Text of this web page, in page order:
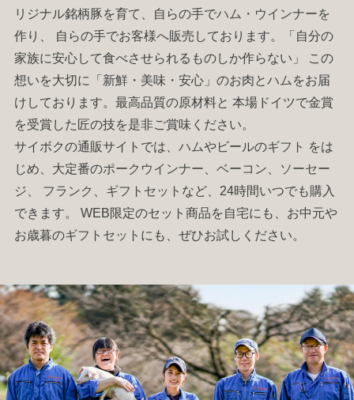
リジナル銘柄豚を育て、自らの手でハム ・ ウインナーを
作り、 自らの手でお客様へ販売しております。「自分の
家族に安心して食べさせられるものしか作らない」 この
想いを大切に「新鮮・美味・安心」のお肉とハム をお届
けしております。最高品質の原材料と 本場ドイツで金賞
を受賞した匠の技を是非ご賞味ください。
サイボクの通販サイトでは、 ハムやビールのギフト をは
じめ、大定番のポークウインナー ベーコン
ソーセー
ジ
フランク ギフトセット など、24時間いつでも購入
できます。 WEB限定のセット商品を自宅にも、お中元や
お歳暮のギフトセット にも、ぜひお試しください。